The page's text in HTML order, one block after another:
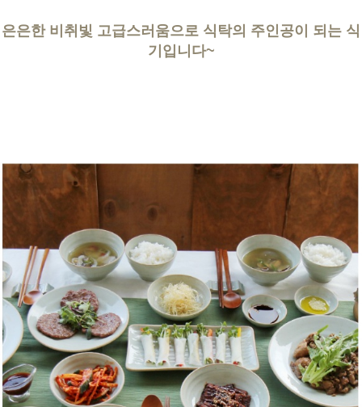
은은한 비취빛 고급스러움으로 식탁의 주인공이 되는 식
기입니다~